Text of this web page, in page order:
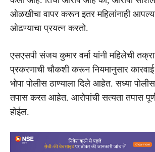
ओळखीचा वापर करून इतर महिलांनाही
ओढण्याचा प्रयत्न करतो.
एसएसपी संजय कुमार वर्मा यांनी महिलेची
प्रकरणाची चौकशी करून नियमानुसार कारवाई
भोपा पोलीस ठाण्याला दिले आहेत. सध्या
तपास करत आहेत. आरोपांची सत्यता तपास
होईल.